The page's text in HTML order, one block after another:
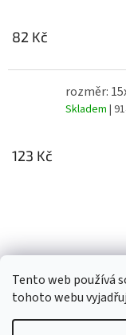
Tento web používá
tohoto webu
82 Kč
rozměr:
Skladem |
123 Kč
p